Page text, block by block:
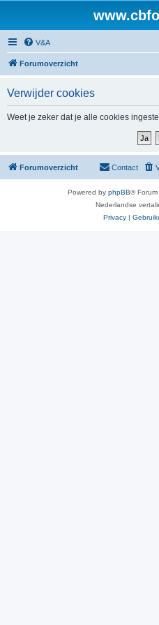
V&A
Forumoverzicht
Verwijder cookies
Weet je zeker dat je alle cookies
Forumoverzicht Contact
Powered by phpBB®
Nederlandse
Privacy |